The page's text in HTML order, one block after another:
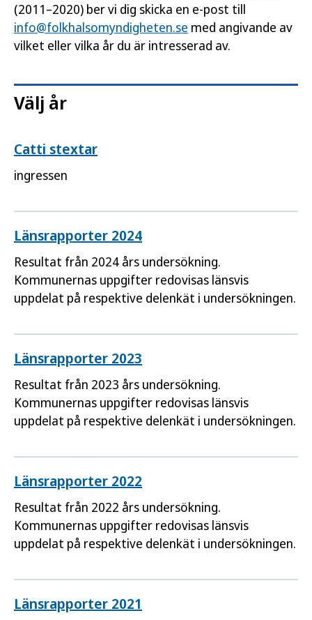
(2011–2020) ber vi dig skicka en e-post till
info@folkhalsomyndigheten.se med angivande av
vilket eller vilka år du är intresserad av.
Välj år
Catti stextar
ingressen
Länsrapporter 2024
Resultat från 2024 års undersökning.
Kommunernas uppgifter redovisas länsvis
uppdelat på respektive delenkät i undersökningen.
Länsrapporter 2023
Resultat från 2023 års undersökning.
Kommunernas uppgifter redovisas länsvis
uppdelat på respektive delenkät i undersökningen.
Länsrapporter 2022
Resultat från 2022 års undersökning.
Kommunernas uppgifter redovisas länsvis
uppdelat på respektive delenkät i undersökningen.
Länsrapporter 2021